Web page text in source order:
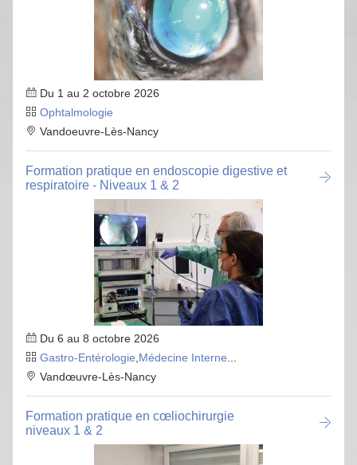
Du 1 au 2 octobre 2026
Ophtalmologie
Vandoeuvre-Lès-Nancy
Formation pratique en endoscopie digestive et
respiratoire - Niveaux 1 & 2
Du 6 au 8 octobre 2026
Gastro-Entérologie Médecine Interne
Vandœuvre-Lès-Nancy
Formation pratique en cœliochirurgie
niveaux 1 & 2